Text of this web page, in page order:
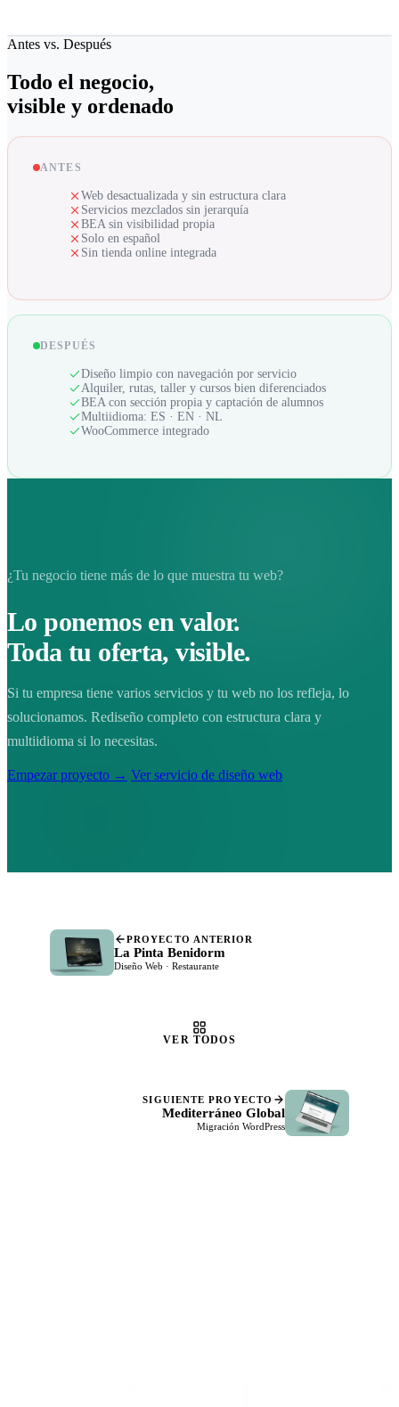
Antes vs. Después
Todo el negocio,
visible y ordenado
ANTES
Web desactualizada y sin estructura clara
Servicios mezclados sin jerarquía
BEA sin visibilidad propia
Solo en español
Sin tienda online integrada
DESPUÉS
Diseño limpio con navegación por servicio
Alquiler, rutas, taller y cursos bien diferenciados
BEA con sección propia y captación de alumnos
Multiidioma: ES · EN · NL
WooCommerce integrado
¿Tu negocio tiene más de lo que muestra tu web?
Lo ponemos en valor.
Toda tu oferta, visible.
Si tu empresa tiene varios servicios y tu web no los refleja, lo
solucionamos. Rediseño completo con estructura clara y
multiidioma si lo necesitas.
Empezar proyecto → Ver servicio de diseño web
PROYECTO ANTERIOR
La Pinta Benidorm
Diseño Web · Restaurante
VER TODOS
SIGUIENTE PROYECTO
Mediterráneo Global
Migración WordPress